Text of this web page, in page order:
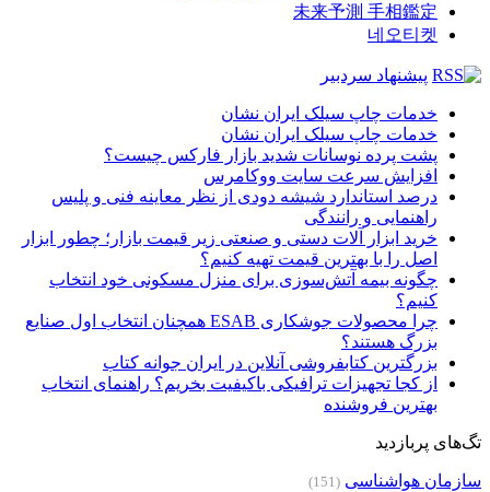
未来予測 手相鑑定
네오티켓
پیشنهاد سردبیر
خدمات چاپ سیلک ایران نشان
خدمات چاپ سیلک ایران نشان
پشت پرده نوسانات شدید بازار فارکس چیست؟
افزایش سرعت سایت ووکامرس
درصد استاندارد شیشه دودی از نظر معاینه فنی و پلیس
راهنمایی و رانندگی
خرید ابزار آلات دستی و صنعتی زیر قیمت بازار؛ چطور ابزار
اصل را با بهترین قیمت تهیه کنیم؟
چگونه بیمه آتش‌سوزی برای منزل مسکونی خود انتخاب
کنیم؟
چرا محصولات جوشکاری ESAB همچنان انتخاب اول صنایع
بزرگ هستند؟
بزرگترین کتابفروشی آنلاین در ایران جوانه کتاب
از کجا تجهیزات ترافیکی باکیفیت بخریم؟ راهنمای انتخاب
بهترین فروشنده
تگ‌های پربازدید
سازمان هواشناسی (151)